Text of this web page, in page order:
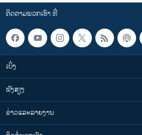
ຕິດຕາມພວກເຮົາ ທີ່
ເບິ່ງ
ຟັງສຽງ
ຂ່າວແລະລາຍງານ